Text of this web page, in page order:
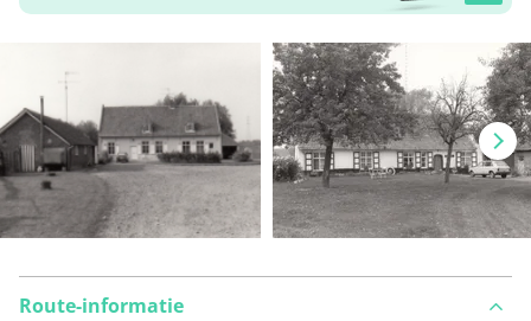
Route-informatie